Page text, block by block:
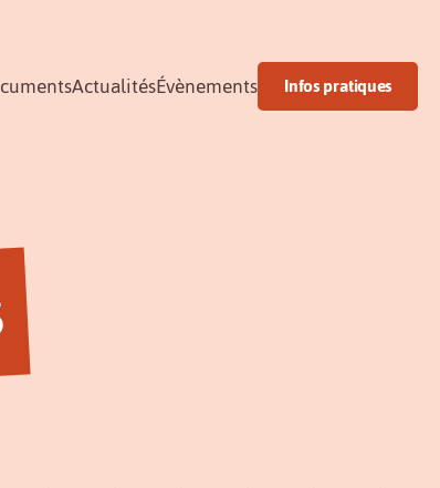
ActualitésÉvènements Infos pratiques